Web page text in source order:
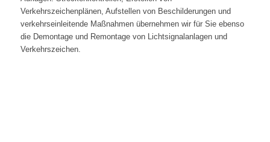
Verkehrszeichenplänen, Aufstellen von Beschilderungen und
verkehrseinleitende Maßnahmen übernehmen wir für Sie ebenso
die Demontage und Remontage von Lichtsignalanlagen und
Verkehrszeichen.